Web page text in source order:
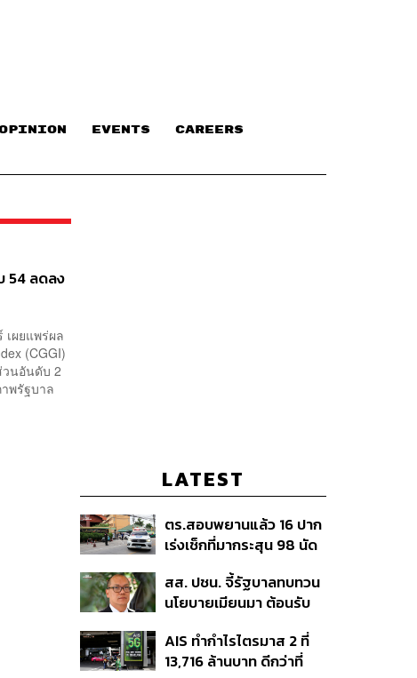
EVENTS CAREERS
54 ลดลง
เผยแพร่ผล
(CGGI)
วนอันดับ 2
พรัฐบาล
LATEST
ตร.สอบพยานแล้ว 16 ปาก
เร่งเช็กที่มากระสุน 98 นัด
ปากคำ
สส. ปชน. จี้รัฐบาลทบทวน
นโยบายเมียนมา ต้อนรับ
สัญญาว่างเปล่า
AIS ทำกำไรไตรมาส 2 ที่
13,716 ล้านบาท ดีกว่าที่